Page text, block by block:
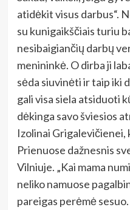
atidėkit visus darbus“.
su kunigaikščiais turiu
nesibaigiančių darbų
menininkė. O dirba ji
sėda siuvinėti ir taip iki
gali visa siela atsiduoti
dėkinga savo šviesios
Izolinai Grigalevičienei,
Prienuose dažnesnis
Vilniuje. „Kai mama
neliko namuose
pareigas perėmė